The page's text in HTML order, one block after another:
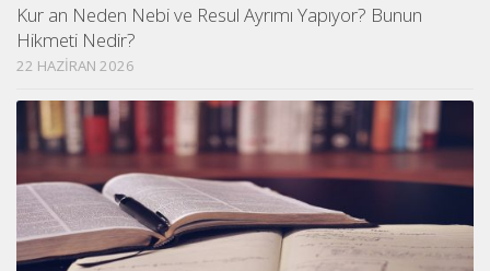
Kur an Neden Nebi ve Resul Ayrımı Yapıyor? Bunun
Hikmeti Nedir?
22 HAZIRAN 2026